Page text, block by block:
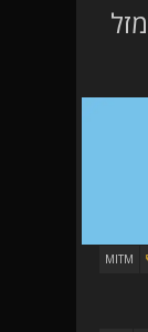
MITM